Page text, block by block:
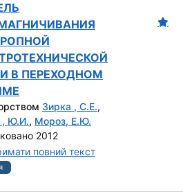
В ПЕРЕХОДНОМ
Зирка , С.Е.,
, Ю.И., Мороз, Е.Ю.
2012
повний текст